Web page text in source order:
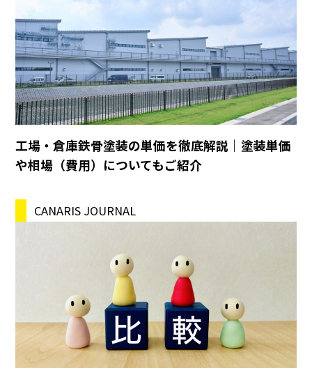
工場・倉庫鉄骨塗装の単価を徹底解説｜塗装単価
や相場（費用）についてもご紹介
CANARIS JOURNAL